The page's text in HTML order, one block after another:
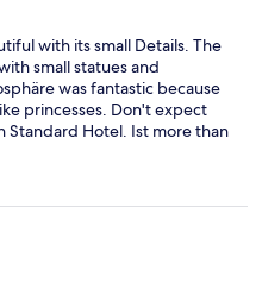
with its small Details. The
small statues and
was fantastic because
princesses. Don't expect
Standard Hotel. Ist more than